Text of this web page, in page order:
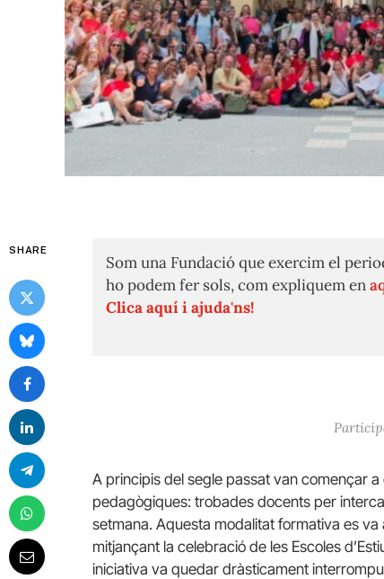
SHARE
Som una Fundació que exercim el
ho podem fer sols, com expliquem en
Clica aquí i ajuda'ns!
A principis del segle passat van començar
pedagògiques: trobades docents per
setmana. Aquesta modalitat formativa es
mitjançant la celebració de les Escoles
iniciativa va quedar dràsticament